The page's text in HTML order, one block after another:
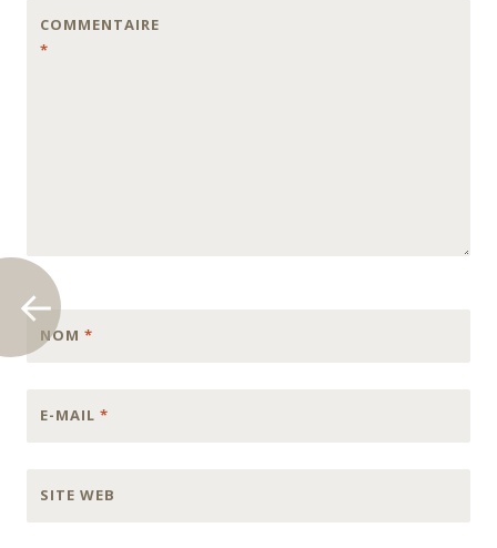
COMMENTAIRE
*
NOM *
E-MAIL *
SITE WEB